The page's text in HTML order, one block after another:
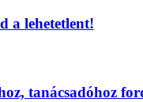
a lehetetlent!
tanácsadóhoz